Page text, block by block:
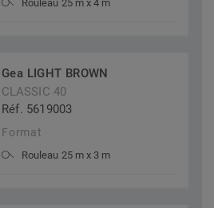
Rouleau 25 m x 4 m
Gea LIGHT BROWN
CLASSIC 40
Réf. 5619003
Format
Rouleau 25 m x 3 m